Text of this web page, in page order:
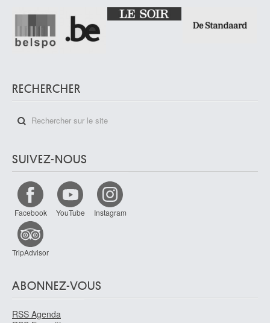
RECHERCHER
SUIVEZ-NOUS
Facebook YouTube Instagram
TripAdvisor
ABONNEZ-VOUS
RSS Agenda